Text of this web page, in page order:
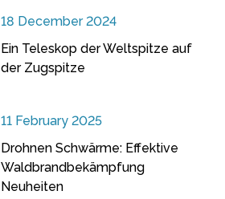
18 December 2024
Ein Teleskop der Weltspitze auf
der Zugspitze
11 February 2025
Drohnen Schwärme: Effektive
Waldbrandbekämpfung
Neuheiten